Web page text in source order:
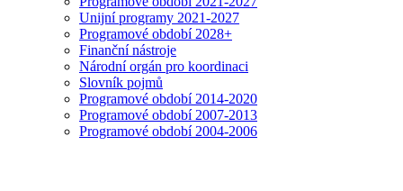
Unijní programy 2021-2027
Programové období 2028+
Finanční nástroje
Národní orgán pro koordinaci
Slovník pojmů
Programové období 2014-2020
Programové období 2007-2013
Programové období 2004-2006